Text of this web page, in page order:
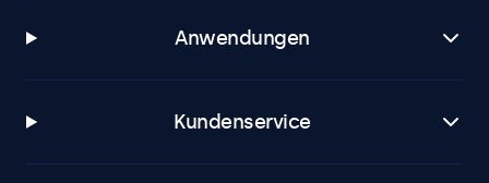
Anwendungen
Kundenservice